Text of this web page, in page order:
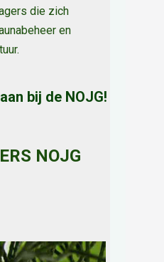
die zich
en
.
bij de NOJG!
NOJG